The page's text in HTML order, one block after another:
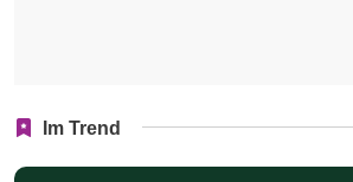
Im Trend